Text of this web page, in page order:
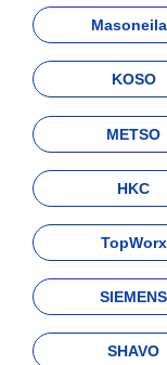
KOSO
METSO
HKC
TopWorx
SIEMENS
SHAVO